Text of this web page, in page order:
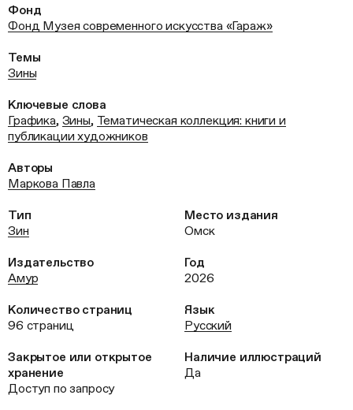
Фонд
Фонд Музея современного искусства «Гараж»
Темы
Зины
Ключевые слова
Графика, Зины, Тематическая коллекция: книги и
публикации художников
Авторы
Маркова Павла
Тип
Зин
Место издания
Омск
Издательство
Амур
Год
2026
Количество страниц
96 страниц
Язык
Русский
Закрытое или открытое
хранение
Доступ по запросу
Наличие иллюстраций
Да